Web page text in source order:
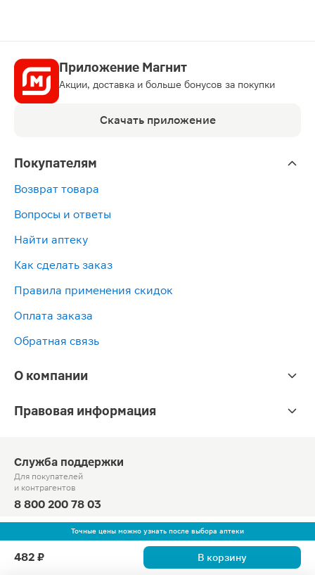
Точные цены можно узнать после выбора аптеки
482 ₽ В корзину
Приложение Магнит
Акции, доставка и больше бонусов за покупки
Скачать приложение
Покупателям
Возврат товара
Вопросы и ответы
Найти аптеку
Как сделать заказ
Правила применения скидок
Оплата заказа
Обратная связь
О компании
Правовая информация
Служба поддержки
Для покупателей
и контрагентов
8 800 200 78 03
Круглосуточно, звонок по России бесплатный
© Официальный сайт сети «Магнит».